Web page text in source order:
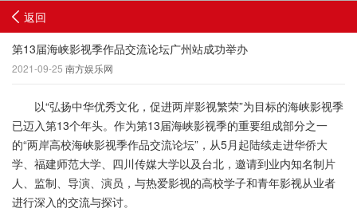
返回
第13届海峡影视季作品交流论坛广州站成功举办
2021-09-25 南方娱乐网
以“弘扬中华优秀文化，促进两岸影视繁荣”为目标的海峡影视季
已迈入第13个年头。作为第13届海峡影视季的重要组成部分之一
的“两岸高校海峡影视季作品交流论坛”，从5月起陆续走进华侨大
学、福建师范大学、四川传媒大学以及台北，邀请到业内知名制片
人、监制、导演、演员，与热爱影视的高校学子和青年影视从业者
进行深入的交流与探讨。